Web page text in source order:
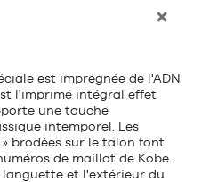
est imprégnée de l'ADN
l'imprimé intégral effet
une touche
intemporel. Les
» brodées sur le talon font
de maillot de Kobe.
languette et l'extérieur du